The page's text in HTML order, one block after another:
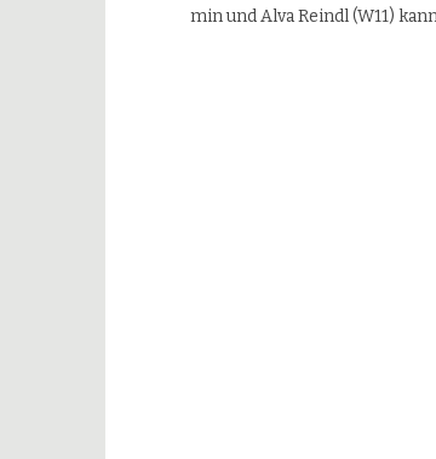
min und Alva Reindl (W11)